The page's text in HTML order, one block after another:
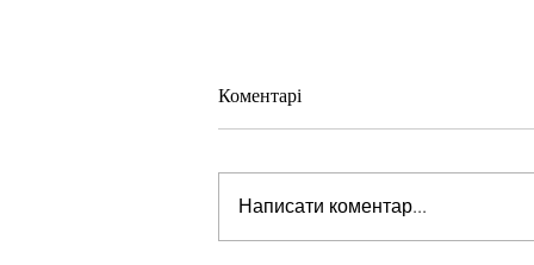
Коментарі
Написати коментар...